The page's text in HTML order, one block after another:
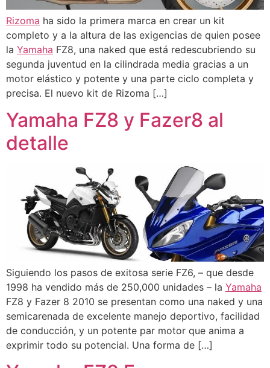
Rizoma ha sido la primera marca en crear un kit
completo y a la altura de las exigencias de quien posee
la Yamaha FZ8, una naked que está redescubriendo su
segunda juventud en la cilindrada media gracias a un
motor elástico y potente y una parte ciclo completa y
precisa. El nuevo kit de Rizoma […]
Yamaha FZ8 y Fazer8 al
detalle
Siguiendo los pasos de exitosa serie FZ6, – que desde
1998 ha vendido más de 250,000 unidades – la Yamaha
FZ8 y Fazer 8 2010 se presentan como una naked y una
semicarenada de excelente manejo deportivo, facilidad
de conducción, y un potente par motor que anima a
exprimir todo su potencial. Una forma de […]